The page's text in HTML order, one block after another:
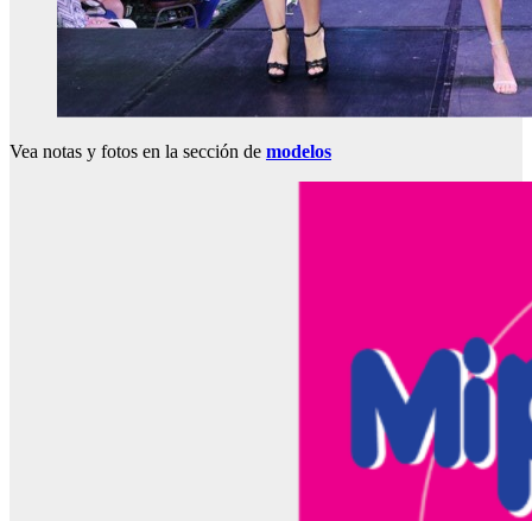
Vea notas y fotos en la sección de modelos